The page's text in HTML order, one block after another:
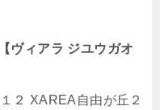
ィアラ ジユウガオ
２ XAREA自由が丘２